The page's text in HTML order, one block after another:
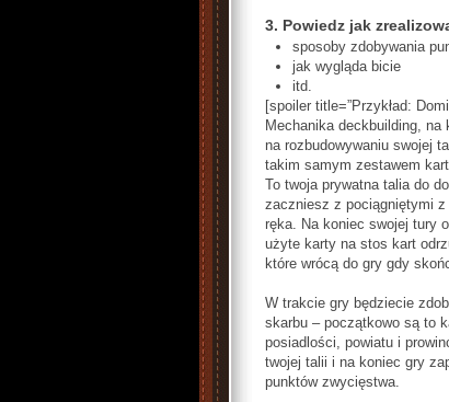
3. Powiedz jak
sposoby zdobywania
jak wygląda bicie
itd.
[spoiler title=”Przykład:
Mechanika deckbuilding, na
na rozbudowywaniu swojej
takim samym zestawem
To twoja prywatna talia do
zaczniesz z pociągniętymi
ręka. Na koniec swojej tury
użyte karty na stos kart
które wrócą do gry gdy
W trakcie gry będziecie
skarbu – początkowo są to
posiadlości, powiatu i
twojej talii i na koniec gry
punktów zwycięstwa.